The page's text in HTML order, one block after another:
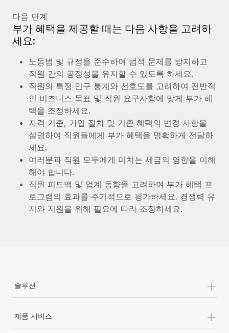
다음 단계
부가 혜택을 제공할 때는 다음 사항을 고려하
세요:
노동법 및 규정을 준수하여 법적 문제를 방지하고
직원 간의 공정성을 유지할 수 있도록 하세요.
직원의 특정 인구 통계와 선호도를 고려하여 전반적
인 비즈니스 목표 및 직원 요구사항에 맞게 부가 혜
택을 조정하세요.
자격 기준, 가입 절차 및 기존 혜택의 변경 사항을
설명하여 직원들에게 부가 혜택을 명확하게 전달하
세요.
여러분과 직원 모두에게 미치는 세금의 영향을 이해
해야 합니다.
직원 피드백 및 업계 동향을 고려하여 부가 혜택 프
로그램의 효과를 주기적으로 평가하세요. 경쟁력 유
지와 지원을 위해 필요에 따라 조정하세요.
솔루션 +
제품 서비스 +